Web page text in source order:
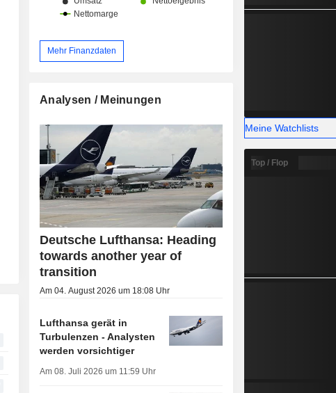
Mehr Finanzdaten
Analysen / Meinungen
Deutsche Lufthansa: Heading
towards another year of
transition
Am 04. August 2026 um 18:08 Uhr
Lufthansa gerät in
Turbulenzen - Analysten
werden vorsichtiger
Am 08. Juli 2026 um 11:59 Uhr
Meine Watchlists
Top / Flop